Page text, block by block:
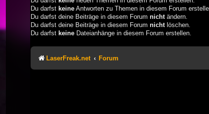
Du darfst keine Antworten zu Themen in diesem Forum
Du darfst deine Beiträge in diesem Forum nicht ändern.
Du darfst deine Beiträge in diesem Forum nicht löschen.
Du darfst keine Dateianhänge in diesem Forum erstellen.
LaserFreak.net Forum